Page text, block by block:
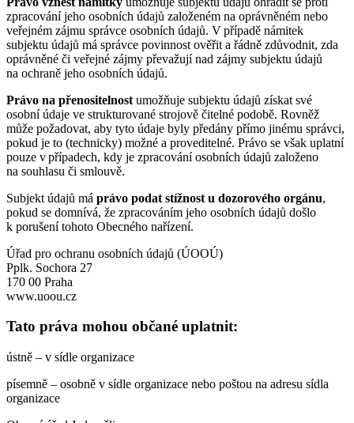
zpracování jeho osobních údajů založeném na oprávněném nebo
veřejném zájmu správce osobních údajů. V případě námitek
subjektu údajů má správce povinnost ověřit a řádně zdůvodnit, zda
oprávněné či veřejné zájmy převažují nad zájmy subjektu údajů
na ochraně jeho osobních údajů.
Právo na přenositelnost umožňuje subjektu údajů získat své
osobní údaje ve strukturované strojově čitelné podobě. Rovněž
může požadovat, aby tyto údaje byly předány přímo jinému správci,
pokud je to (technicky) možné a proveditelné. Právo se však uplatní
pouze v případech, kdy je zpracování osobních údajů založeno
na souhlasu či smlouvě.
Subjekt údajů má právo podat stížnost u dozorového orgánu,
pokud se domnívá, že zpracováním jeho osobních údajů došlo
k porušení tohoto Obecného nařízení.
Úřad pro ochranu osobních údajů (ÚOOÚ)
Pplk. Sochora 27
170 00 Praha
www.uoou.cz
Tato práva mohou občané uplatnit:
ústně – v sídle organizace
písemně – osobně v sídle organizace nebo poštou na adresu sídla
organizace